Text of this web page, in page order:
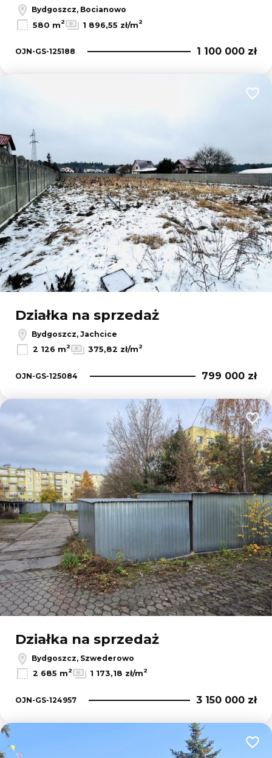
Bydgoszcz, Bocianowo
580 m2 1 896,55 zł/m2
OJN-GS-125188 1 100 000 zł
Działka na sprzedaż
Bydgoszcz, Jachcice
2 126 m2 375,82 zł/m2
OJN-GS-125084 799 000 zł
Działka na sprzedaż
Bydgoszcz, Szwederowo
2 685 m2 1 173,18 zł/m2
OJN-GS-124957 3 150 000 zł